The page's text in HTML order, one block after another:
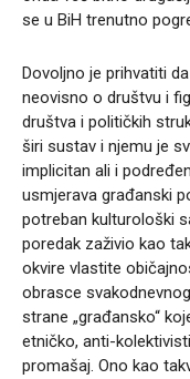
se u BiH trenutno
Dovoljno je prihvatiti
neovisno o društvu i
društva i političkih
širi sustav i njemu je
implicitan ali i
usmjerava građanski
potreban kulturološki
poredak zaživio kao
okvire vlastite
obrasce
strane „građansko“
etničko, anti-
promašaj. Ono kao